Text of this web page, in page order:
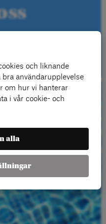
och liknande
användarupplevelse
om hur vi hanterar
i vår cookie- och
alla